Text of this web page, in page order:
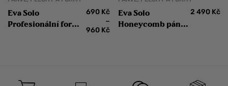
Eva Solo
Profesionální forma
690 Kč
–
960 Kč
Eva Solo
Honeycomb pánev
2 490 Kč